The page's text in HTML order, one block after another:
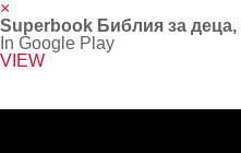
×
Superbook Библия за деца,
In Google Play
VIEW